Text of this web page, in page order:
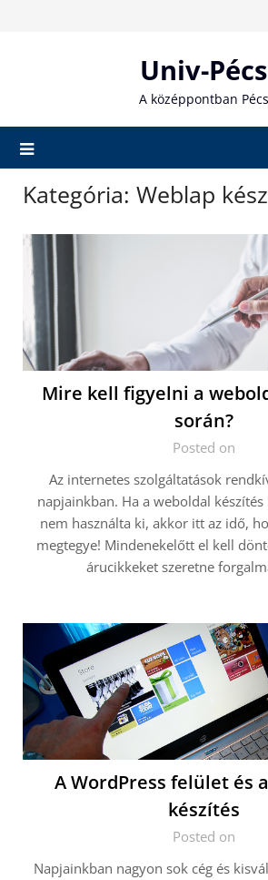
Univ-Pécs
A középpontban Pécs
Kategória: Weblap
Mire kell figyelni a
során?
Posted on
Az internetes szolgáltatások
napjainkban. Ha a weboldal
nem használta ki, akkor itt az idő,
megtegye! Mindenekelőtt el kell
árucikkeket szeretne
A WordPress felület és
készítés
Posted on
Napjainkban nagyon sok cég és